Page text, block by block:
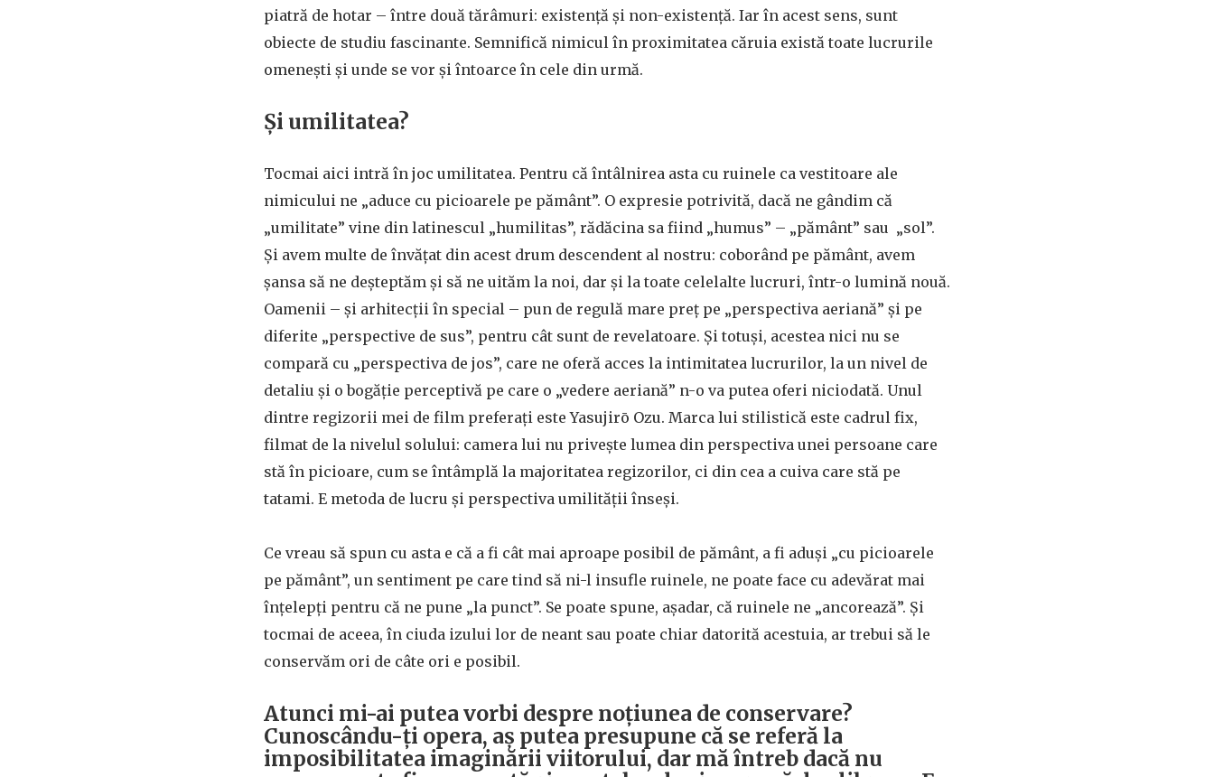
piatră de hotar – între două tărâmuri: existență și non-existență. Iar în acest sens, sunt
obiecte de studiu fascinante. Semnifică nimicul în proximitatea căruia există toate lucrurile
omenești și unde se vor și întoarce în cele din urmă.
Și umilitatea?
Tocmai aici intră în joc umilitatea. Pentru că întâlnirea asta cu ruinele ca vestitoare ale
nimicului ne „aduce cu picioarele pe pământ”. O expresie potrivită, dacă ne gândim că
„umilitate” vine din latinescul „humilitas”, rădăcina sa fiind „humus” – „pământ” sau „sol”.
Și avem multe de învățat din acest drum descendent al nostru: coborând pe pământ, avem
șansa să ne deșteptăm și să ne uităm la noi, dar și la toate celelalte lucruri, într-o lumină nouă.
Oamenii – și arhitecții în special – pun de regulă mare preț pe „perspectiva aeriană” și pe
diferite „perspective de sus”, pentru cât sunt de revelatoare. Și totuși, acestea nici nu se
compară cu „perspectiva de jos”, care ne oferă acces la intimitatea lucrurilor, la un nivel de
detaliu și o bogăție perceptivă pe care o „vedere aeriană” n-o va putea oferi niciodată. Unul
dintre regizorii mei de film preferați este Yasujirō Ozu. Marca lui stilistică este cadrul fix,
filmat de la nivelul solului: camera lui nu privește lumea din perspectiva unei persoane care
stă în picioare, cum se întâmplă la majoritatea regizorilor, ci din cea a cuiva care stă pe
tatami. E metoda de lucru și perspectiva umilității înseși.
Ce vreau să spun cu asta e că a fi cât mai aproape posibil de pământ, a fi aduși „cu picioarele
pe pământ”, un sentiment pe care tind să ni-l insufle ruinele, ne poate face cu adevărat mai
înțelepți pentru că ne pune „la punct”. Se poate spune, așadar, că ruinele ne „ancorează”. Și
tocmai de aceea, în ciuda izului lor de neant sau poate chiar datorită acestuia, ar trebui să le
conservăm ori de câte ori e posibil.
Atunci mi-ai putea vorbi despre noțiunea de conservare?
Cunoscându-ți opera, aș putea presupune că se referă la
imposibilitatea imaginării viitorului, dar mă întreb dacă nu